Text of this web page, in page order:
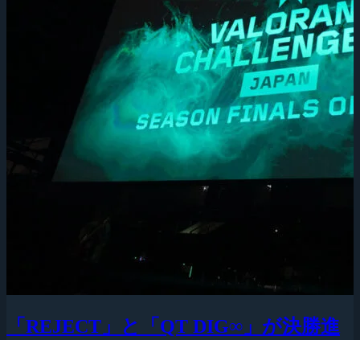
「REJECT」と「QT DIG∞」が決勝進